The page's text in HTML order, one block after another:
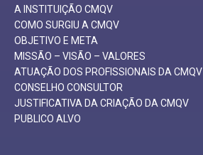
A INSTITUIÇÃO CMQV
COMO SURGIU A CMQV
OBJETIVO E META
MISSÃO – VISÃO – VALORES
ATUAÇÃO DOS PROFISSIONAIS DA CMQV
CONSELHO CONSULTOR
JUSTIFICATIVA DA CRIAÇÃO DA CMQV
PUBLICO ALVO